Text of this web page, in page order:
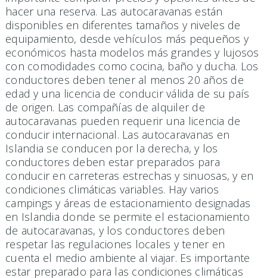
hacer una reserva. Las autocaravanas están
disponibles en diferentes tamaños y niveles de
equipamiento, desde vehículos más pequeños y
económicos hasta modelos más grandes y lujosos
con comodidades como cocina, baño y ducha. Los
conductores deben tener al menos 20 años de
edad y una licencia de conducir válida de su país
de origen. Las compañías de alquiler de
autocaravanas pueden requerir una licencia de
conducir internacional. Las autocaravanas en
Islandia se conducen por la derecha, y los
conductores deben estar preparados para
conducir en carreteras estrechas y sinuosas, y en
condiciones climáticas variables. Hay varios
campings y áreas de estacionamiento designadas
en Islandia donde se permite el estacionamiento
de autocaravanas, y los conductores deben
respetar las regulaciones locales y tener en
cuenta el medio ambiente al viajar. Es importante
estar preparado para las condiciones climáticas